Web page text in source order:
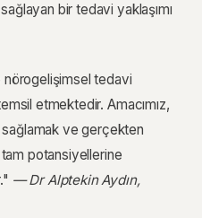
bir tedavi yaklaşımı
tedavi
etmektedir. Amacımız,
sağlamak ve gerçekten
potansiyellerine
— Dr Alptekin Aydın,